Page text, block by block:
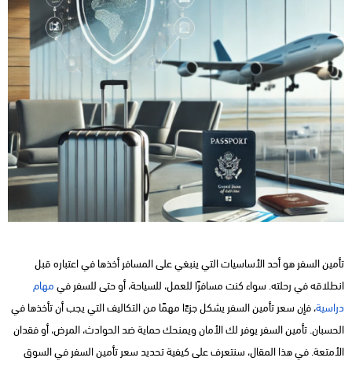
تأمين السفر هو أحد الأساسيات التي ينبغي على المسافر أخذها في اعتباره قبل
انطلاقه في رحلته. سواء كنت مسافرًا للعمل، للسياحة، أو حتى للسفر فيمهام
دراسية، فإن سعر تأمين السفر يشكل جزءًا مهمًا من التكاليف التي يجب أن تأخذها في
الحسبان. تأمين السفر يوفر لك الأمان ويمنحك حماية ضد الحوادث، المرض، أو فقدان
الأمتعة. في هذا المقال، سنتعرف على كيفية تحديد سعر تأمين السفر في السوق